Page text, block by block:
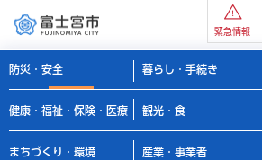
緊急情報
防災・安全 暮らし・手続き
健康・福祉・保険・医療 観光・食
まちづくり・環境 産業・事業者